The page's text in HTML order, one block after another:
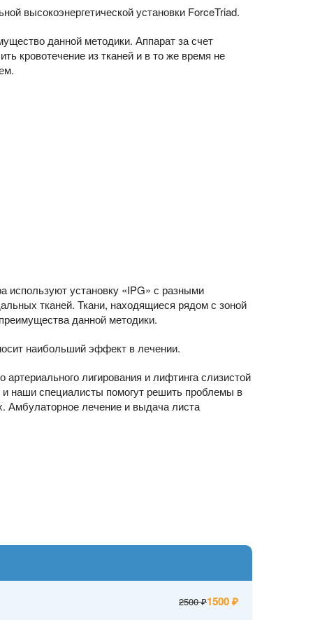
высокоэнергетической установки ForceTriad.
данной методики. Аппарат за счет
кровотечение из тканей и в то же время не
используют установку «IPG» с разными
тканей. Ткани, находящиеся рядом с зоной
данной методики.
наибольший эффект в лечении.
лигирования и лифтинга слизистой
наши специалисты помогут решить проблемы в
Амбулаторное лечение и выдача листа
2500 1500